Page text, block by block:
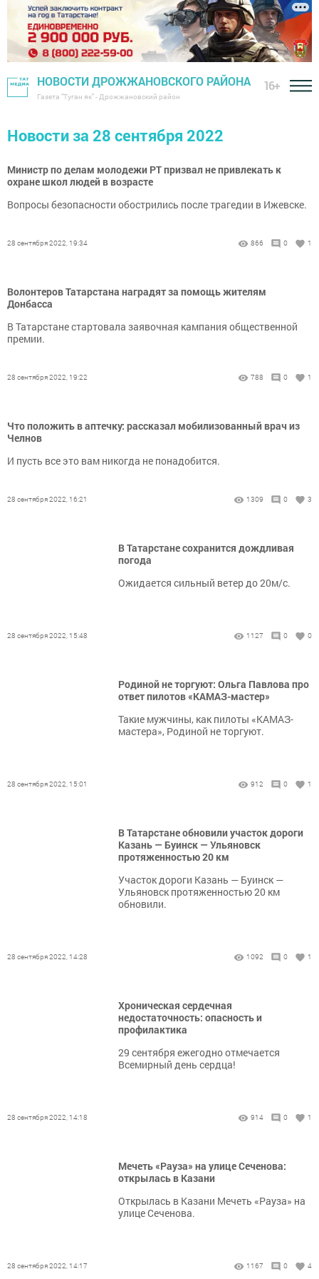
НОВОСТИ ДРОЖЖАНОВСКОГО РАЙОНА
Газета "Туган як" - Дрожжановский район
16+
Новости за 28 сентября 2022
Министр по делам молодежи РТ призвал не привлекать к
охране школ людей в возрасте
Вопросы безопасности обострились после трагедии в Ижевске.
28 сентября 2022, 19:34 866 0 1
Волонтеров Татарстана наградят за помощь жителям
Донбасса
В Татарстане стартовала заявочная кампания общественной
премии.
28 сентября 2022, 19:22 788 0 1
Что положить в аптечку: рассказал мобилизованный врач из
Челнов
И пусть все это вам никогда не понадобится.
28 сентября 2022, 16:21 1309 0 3
В Татарстане сохранится дождливая
погода
Ожидается сильный ветер до 20м/с.
28 сентября 2022, 15:48 1127 0 0
Родиной не торгуют: Ольга Павлова про
ответ пилотов «КАМАЗ-мастер»
Такие мужчины, как пилоты «КАМАЗ-
мастера», Родиной не торгуют.
28 сентября 2022, 15:01 912 0 1
В Татарстане обновили участок дороги
Казань — Буинск — Ульяновск
протяженностью 20 км
Участок дороги Казань — Буинск —
Ульяновск протяженностью 20 км
обновили.
28 сентября 2022, 14:28 1092 0 1
Хроническая сердечная
недостаточность: опасность и
профилактика
29 сентября ежегодно отмечается
Всемирный день сердца!
28 сентября 2022, 14:18 914 0 1
Мечеть «Рауза» на улице Сеченова:
открылась в Казани
Открылась в Казани Мечеть «Рауза» на
улице Сеченова.
28 сентября 2022, 14:17 1167 0 4